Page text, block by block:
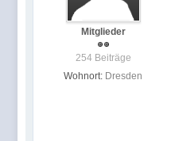
Mitglieder
254 Beiträge
Wohnort: Dresden